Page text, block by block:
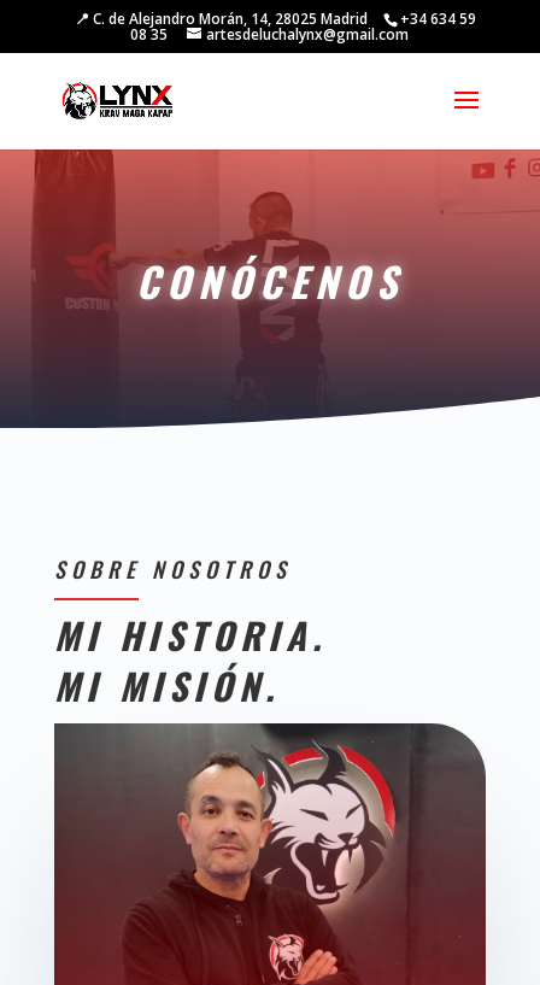
📍 C. de Alejandro Morán, 14, 28025 Madrid +34 634 59
08 35 artesdeluchalynx@gmail.com
CONÓCENOS
SOBRE NOSOTROS
MI HISTORIA.
MI MISIÓN.